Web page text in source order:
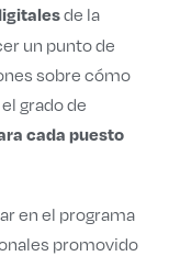
de la
un punto de
sobre cómo
grado de
cada puesto
en el programa
promovido